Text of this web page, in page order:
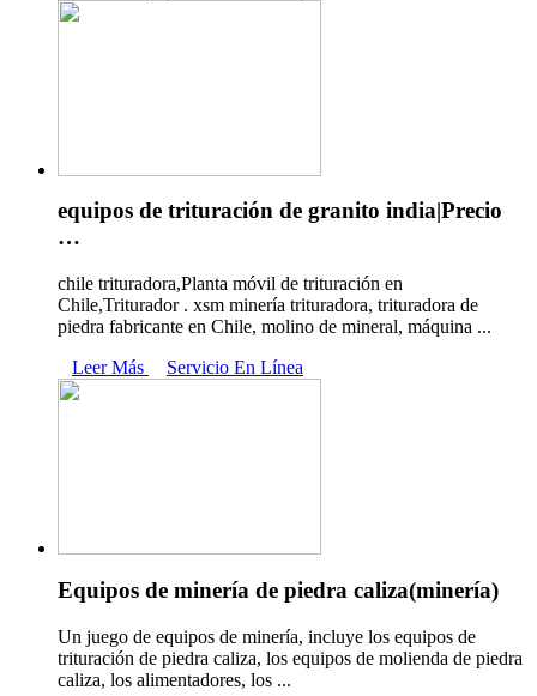
equipos de trituración de granito india|Precio
…
chile trituradora,Planta móvil de trituración en
Chile,Triturador . xsm minería trituradora, trituradora de
piedra fabricante en Chile, molino de mineral, máquina ...
Leer Más
Servicio En Línea
Equipos de minería de piedra caliza(minería)
Un juego de equipos de minería, incluye los equipos de
trituración de piedra caliza, los equipos de molienda de piedra
caliza, los alimentadores, los ...